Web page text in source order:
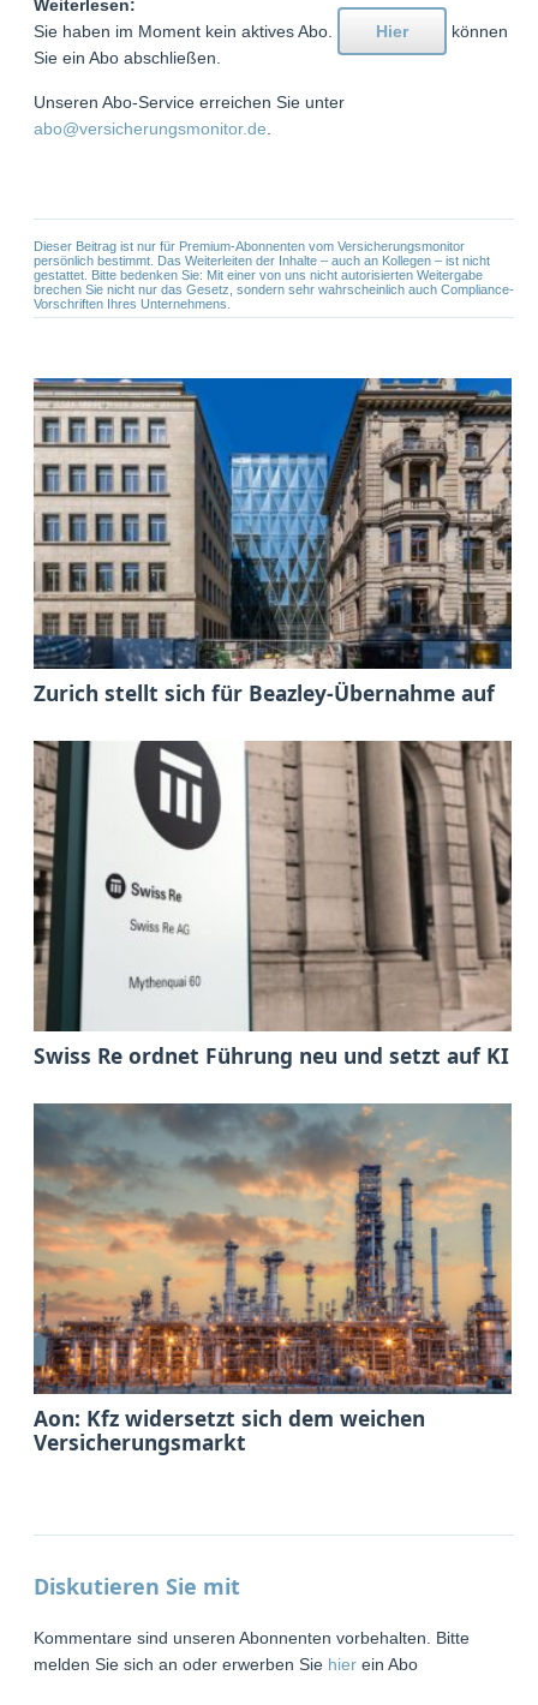
Weiterlesen:
Sie haben im Moment kein aktives Abo.
Hier
können
Sie ein Abo abschließen.
Unseren Abo-Service erreichen Sie unter
abo@versicherungsmonitor.de
Dieser Beitrag ist nur für Premium-Abonnenten vom Versicherungsmonitor
persönlich bestimmt. Das Weiterleiten der Inhalte – auch an Kollegen – ist nicht
gestattet. Bitte bedenken Sie: Mit einer von uns nicht autorisierten Weitergabe
brechen Sie nicht nur das Gesetz, sondern sehr wahrscheinlich auch Compliance-
Vorschriften Ihres Unternehmens.
Zurich stellt sich für Beazley-Übernahme auf
Swiss Re ordnet Führung neu und setzt auf KI
Aon: Kfz widersetzt sich dem weichen
Versicherungsmarkt
Diskutieren Sie mit
Kommentare sind unseren Abonnenten vorbehalten. Bitte
melden Sie sich an oder erwerben Sie hier ein Abo